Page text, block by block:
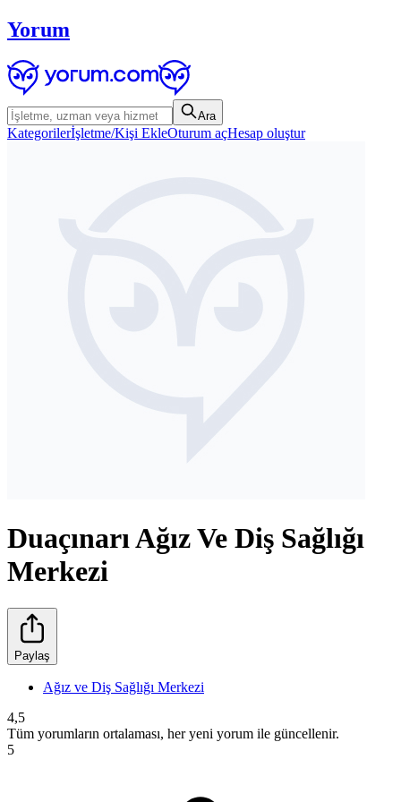
Yorum
Ara
Kategorilerİşletme/Kişi EkleOturum açHesap oluştur
Duaçınarı Ağız Ve Diş Sağlığı
Merkezi
Paylaş
Ağız ve Diş Sağlığı Merkezi
4,5
Tüm yorumların ortalaması, her yeni yorum ile güncellenir.
5